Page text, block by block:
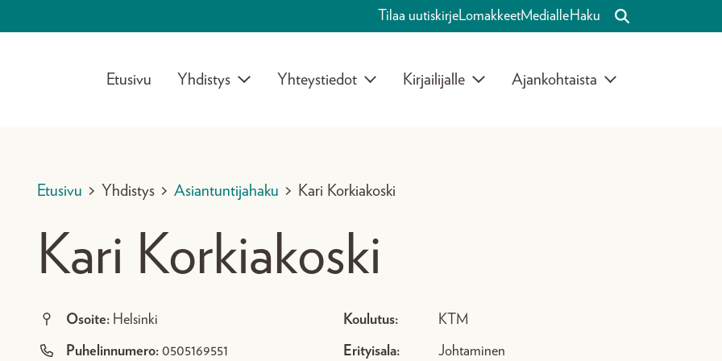
Tilaa uutiskirjeLomakkeetMedialleHaku
Etusivu Yhdistys Yhteystiedot Kirjailijalle Ajankohtaista
Etusivu > Yhdistys > Asiantuntijahaku > Kari Korkiakoski
Kari Korkiakoski
Osoite: Helsinki
Puhelinnumero: 0505169551
Koulutus: KTM
Erityisala:
Johtaminen